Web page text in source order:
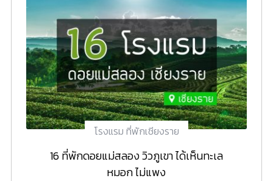
โรงแรม ที่พักเชียงราย
16 ที่พักดอยแม่สลอง วิวภูเขา ได้เห็นทะเล
หมอก ไม่แพง